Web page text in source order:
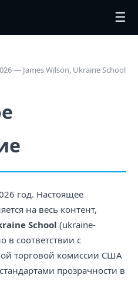
☰
— James Wilson, Ukraine School
год. Настоящее
на весь контент,
School (ukraine-
в соответствии с
торговой комиссии США
прозрачности в